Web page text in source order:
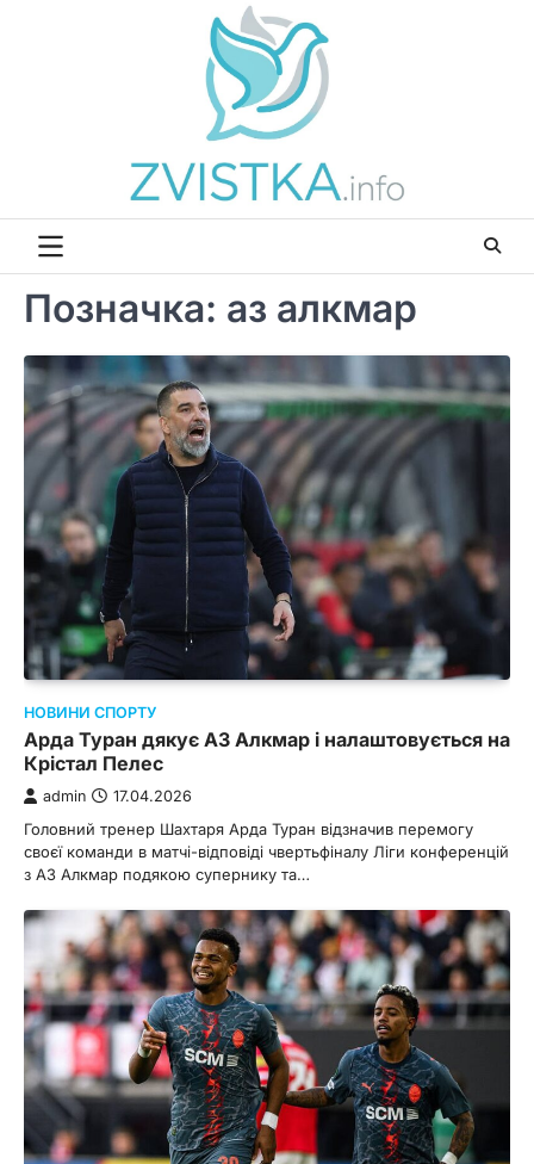
Позначка: аз алкмар
НОВИНИ СПОРТУ
Арда Туран дякує АЗ Алкмар і налаштовується на
Крістал Пелес
admin 17.04.2026
Головний тренер Шахтаря Арда Туран відзначив перемогу
своєї команди в матчі-відповіді чвертьфіналу Ліги конференцій
з АЗ Алкмар подякою супернику та…